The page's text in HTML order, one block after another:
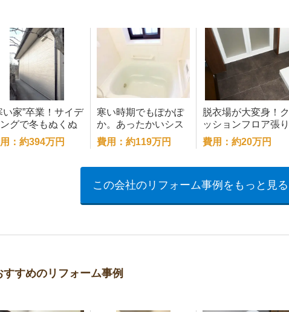
い家”卒業！サイデ
グで冬もぬくぬ
：約394万円
寒い時期でもぽかぽ
か。あったかいシス
テムバス
費用：約119万円
脱衣場が大変身！ク
ッションフロア張り
替えで快適空間に。
費用：約20万円
この会社のリフォーム事例をもっと見る
すすめのリフォーム事例